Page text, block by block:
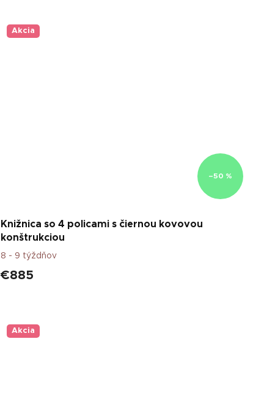
Akcia
–50 %
Knižnica so 4 policami s čiernou kovovou
konštrukciou
8 - 9 týždňov
€885
Akcia